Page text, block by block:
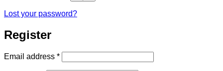
Lost your password?
Register
Email address *Required